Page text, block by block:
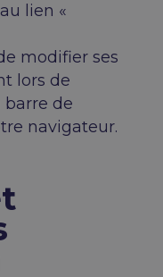
lien «
modifier ses
lors de
barre de
navigateur.